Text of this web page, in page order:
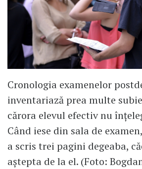
Cronologia examenelor
inventariază prea multe
cărora elevul efectiv nu
Când iese din sala de
a scris trei pagini degeaba,
aștepta de la el. (Foto: